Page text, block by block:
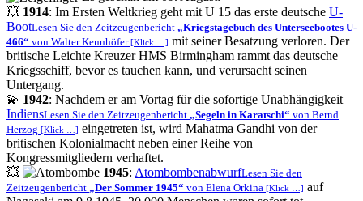
💥 1914: Im Ersten Weltkrieg geht mit U 15 das erste deutsche U-
BootLesen Sie den Zeitzeugenbericht
Kriegstagebuch des Unterseebootes U-
466
von Walter Kennhöfer [Klick …] mit seiner Besatzung verloren. Der
britische Leichte Kreuzer HMS Birmingham rammt das deutsche
Kriegsschiff, bevor es tauchen kann, und verursacht seinen
Untergang.
💫 1942: Nachdem er am Vortag für die sofortige Unabhängigkeit
IndiensLesen Sie den Zeitzeugenbericht Segeln in Karatschi
von Bernd
Herzog [Klick …] eingetreten ist, wird Mahatma Gandhi von der
britischen Kolonialmacht neben einer Reihe von
Kongressmitgliedern verhaftet.
💥
1945: AtombombenabwurfLesen Sie den
Zeitzeugenbericht
Der Sommer 1945 von Elena Orkina [Klick …] auf